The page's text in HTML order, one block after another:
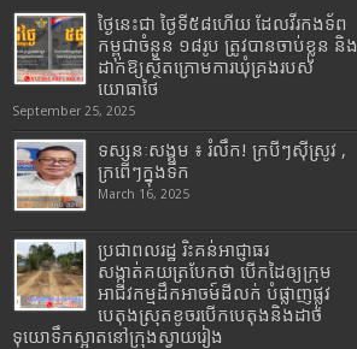
ថ្ងៃនេះជា ថ្ងៃទី៥៨ហើយ ដែលវីរកងទ័ព
កម្ពុជាចំនួន ១៨រូប ត្រូវបានចាប់ខ្លួន និង
ដាក់ឱ្យស្ថិតក្រោមការឃុំគ្រងរបស់
យោធាថៃ
September 25, 2025
ទស្សនៈសង្គម ៖ រំលឹក! ក្របីៗស៊ីស្រូវ ,
ក្រពើៗក្នុងទឹក
March 16, 2025
ប្រជាពលរដ្ឋ រិះគន់អាជ្ញាធរ
សង្កាត់គយត្របែកថា បើកដៃឲ្យក្រុម
អាជីវកម្មដឹកអាចម៍ដីលក់ បំផ្លាញផ្លូវ
បេតុងស្រុតខូចរបើកបេតុងនិងដាច់
ទុយោទឹកស្អាតនៅក្រុងស្វាយរៀង